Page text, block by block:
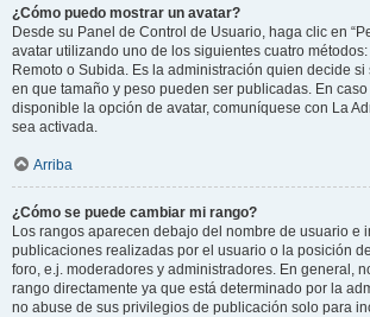
¿Cómo puedo mostrar un avatar?
Desde su Panel de Control de Usuario, haga clic en
avatar utilizando uno de los siguientes cuatro
Remoto o Subida. Es la administración quien decide
en que tamaño y peso pueden ser publicadas. En
disponible la opción de avatar, comuníquese con La
sea activada.
Arriba
¿Cómo se puede cambiar mi rango?
Los rangos aparecen debajo del nombre de usuario e
publicaciones realizadas por el usuario o la posición
foro, e.j. moderadores y administradores. En general,
rango directamente ya que está determinado por la
no abuse de sus privilegios de publicación solo para